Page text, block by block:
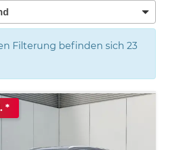
Filterung befinden sich 23